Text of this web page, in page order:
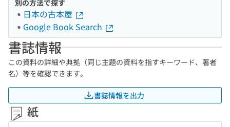
別の方法で探す
日本の古本屋
Google Book Search
書誌情報
この資料の詳細や典拠（同じ主題の資料を指すキーワード、著者
名）等を確認できます。
書誌情報を出力
紙